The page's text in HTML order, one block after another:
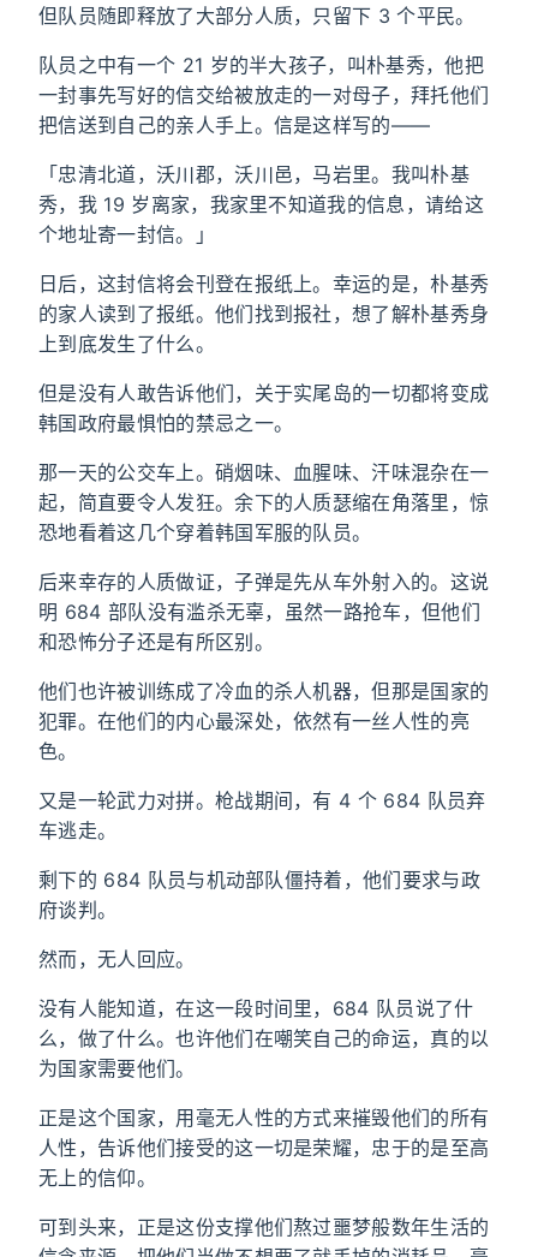
但队员随即释放了大部分人质，只留下 3 个平民。
队员之中有一个 21 岁的半大孩子，叫朴基秀，他把
一封事先写好的信交给被放走的一对母子，拜托他们
把信送到自己的亲人手上。信是这样写的——
「忠清北道，沃川郡，沃川邑，马岩里。我叫朴基
秀，我 19 岁离家，我家里不知道我的信息，请给这
个地址寄一封信。」
日后，这封信将会刊登在报纸上。幸运的是，朴基秀
的家人读到了报纸。他们找到报社，想了解朴基秀身
上到底发生了什么。
但是没有人敢告诉他们，关于实尾岛的一切都将变成
韩国政府最惧怕的禁忌之一。
那一天的公交车上。硝烟味、血腥味、汗味混杂在一
起，简直要令人发狂。余下的人质瑟缩在角落里，惊
恐地看着这几个穿着韩国军服的队员。
后来幸存的人质做证，子弹是先从车外射入的。这说
明 684 部队没有滥杀无辜，虽然一路抢车，但他们
和恐怖分子还是有所区别。
他们也许被训练成了冷血的杀人机器，但那是国家的
犯罪。在他们的内心最深处，依然有一丝人性的亮
色。
又是一轮武力对拼。枪战期间，有 4 个 684 队员弃
车逃走。
剩下的 684 队员与机动部队僵持着，他们要求与政
府谈判。
然而，无人回应。
没有人能知道，在这一段时间里，684 队员说了什
么，做了什么。也许他们在嘲笑自己的命运，真的以
为国家需要他们。
正是这个国家，用毫无人性的方式来摧毁他们的所有
人性，告诉他们接受的这一切是荣耀，忠于的是至高
无上的信仰。
可到头来，正是这份支撑他们熬过噩梦般数年生活的